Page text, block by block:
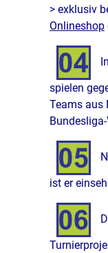
> exklusiv
Onlineshop
spielen
Teams aus
ist er